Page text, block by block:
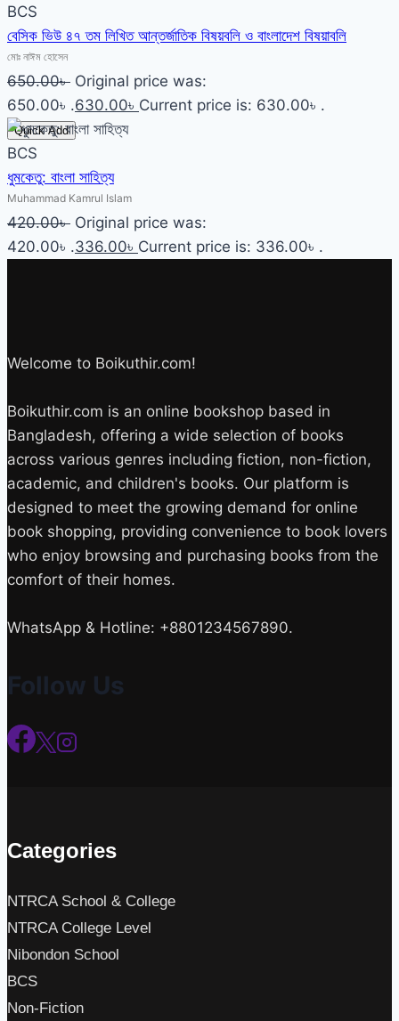
BCS
বেসিক ভিউ ৪৭ তম লিখিত আন্তর্জাতিক বিষয়বলি ও বাংলাদেশ বিষয়াবলি
মোঃ নাঈম হোসেন
650.00৳ Original price was:
650.00৳ .630.00৳ Current price is: 630.00৳ .
Quick Add
BCS
ধুমকেতু: বাংলা সাহিত্য
Muhammad Kamrul Islam
420.00৳ Original price was:
420.00৳ .336.00৳ Current price is: 336.00৳ .
Welcome to Boikuthir.com!
Boikuthir.com is an online bookshop based in
Bangladesh, offering a wide selection of books
across various genres including fiction, non-fiction,
academic, and children's books. Our platform is
designed to meet the growing demand for online
book shopping, providing convenience to book lovers
who enjoy browsing and purchasing books from the
comfort of their homes.
WhatsApp & Hotline: +8801234567890.
Follow Us
Categories
NTRCA School & College
NTRCA College Level
Nibondon School
BCS
Non-Fiction